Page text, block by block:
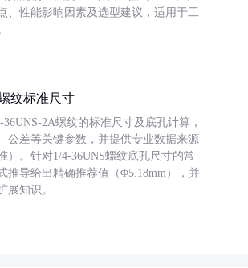
、性能影响因素及选型建议，适用于工
纹标准尺寸
2A螺纹的标准尺寸及底孔计算，
公差等关键参数，并提供专业数据来源
）。针对1/4-36UNS螺纹底孔尺寸的常
推导给出精确推荐值（Φ5.18mm），并
展知识。